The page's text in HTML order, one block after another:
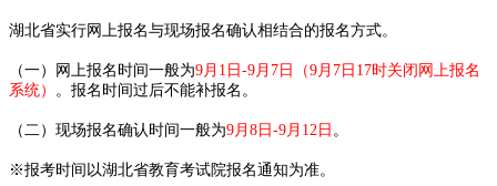
湖北省实行网上报名与现场报名确认相结合的报名方式。
（一）网上报名时间一般为9月1日-9月7日（9月7日17时关闭网上报名
系统）
。报名时间过后不能补报名。
（二）现场报名确认时间一般为9月8日-9月12日 。
※报考时间以湖北省教育考试院报名通知为准。